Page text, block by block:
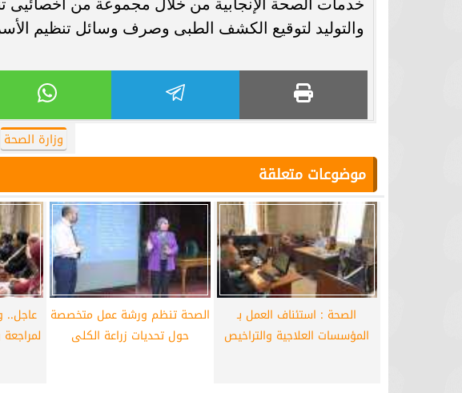
والتوليد لتوقيع الكشف الطبى وصرف وسائل تنظيم
وزارة الصحة
موضوعات متعلقة
الصحة : استئناف العمل بـ
المؤسسات العلاجية والتراخيص
الصحة تنظم ورشة عمل متخصصة
حول تحديات زراعة الكلى
عاجل..